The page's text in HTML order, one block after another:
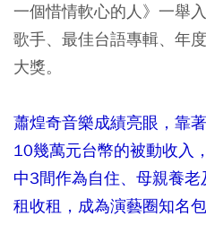
一個惜情軟心的人》一舉
歌手、最佳台語專輯、年
大獎。
蕭煌奇音樂成績亮眼，靠
10幾萬元台幣的被動收入
中3間作為自住、母親養
租收租，成為演藝圈知名包